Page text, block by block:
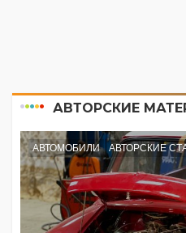
АВТОРСКИЕ
АВТОМОБИЛИ АВТОРСКИЕ